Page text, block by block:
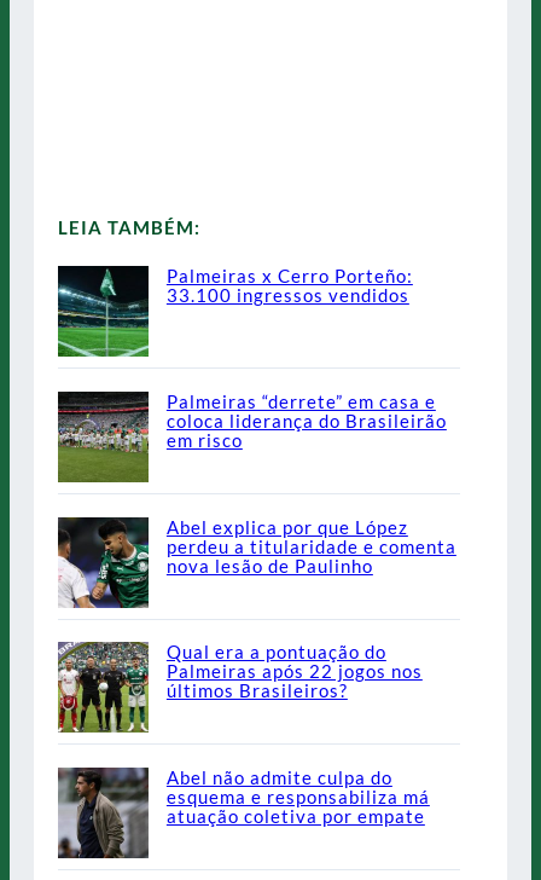
LEIA TAMBÉM:
Palmeiras x Cerro Porteño:
33.100 ingressos vendidos
Palmeiras “derrete” em casa e
coloca liderança do Brasileirão
em risco
Abel explica por que López
perdeu a titularidade e comenta
nova lesão de Paulinho
Qual era a pontuação do
Palmeiras após 22 jogos nos
últimos Brasileiros?
Abel não admite culpa do
esquema e responsabiliza má
atuação coletiva por empate